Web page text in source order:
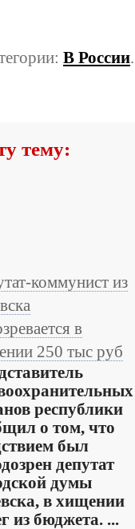
В России
тему:
коммунист из
в
250 тыс руб
республики
о том, что
был
депутат
думы
в хищении
из бюджета. ...